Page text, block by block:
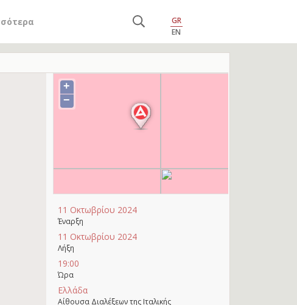
GR
EN
+
−
11 Οκτωβρίου 2024
Έναρξη
11 Οκτωβρίου 2024
Λήξη
19:00
Ώρα
Ελλάδα
Αίθουσα Διαλέξεων της Ιταλικής